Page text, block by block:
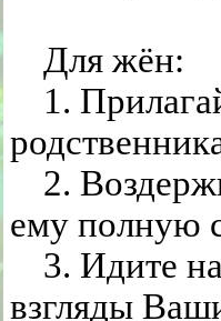
Для жён:
1.
2.
ему полную
3. Идите
взгляды